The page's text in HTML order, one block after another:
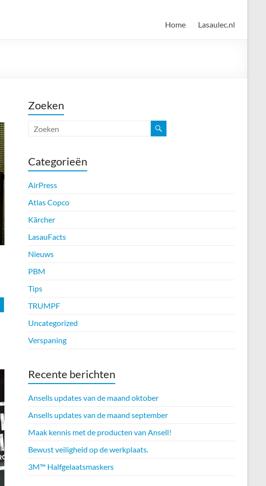
Home
Lasaulec.nl
Zoeken
Categorieën
AirPress
Atlas Copco
Kärcher
LasauFacts
Nieuws
PBM
Tips
TRUMPF
Uncategorized
Verspaning
Recente berichten
Ansells updates van de maand oktober
Ansells updates van de maand september
Maak kennis met de producten van Ansell!
Bewust veiligheid op de werkplaats.
3M™ Halfgelaatsmaskers